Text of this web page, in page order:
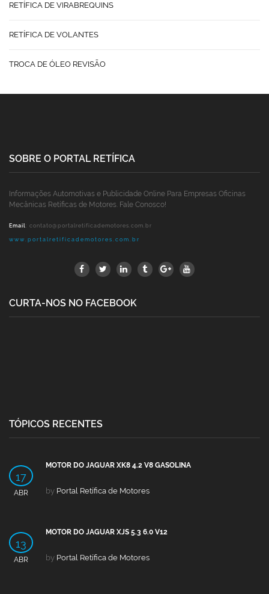
RETÍFICA DE VIRABREQUINS
RETÍFICA DE VOLANTES
TROCA DE ÓLEO REVISÃO
SOBRE O PORTAL RETÍFICA
Informações Automotivas e Publicidade Online Para Empresas Oficinas
Mecânicas Retíficas de Motores. Fale Conosco!
Email: contato@portalretificademotores.com.br
www.portalretificademotores.com.br
CURTA-NOS NO FACEBOOK
TÓPICOS RECENTES
17
ABR
MOTOR DO JAGUAR XK8 4.2 V8 GASOLINA
by Portal Retífica de Motores
13
ABR
MOTOR DO JAGUAR XJS 5.3 6.0 V12
by Portal Retífica de Motores